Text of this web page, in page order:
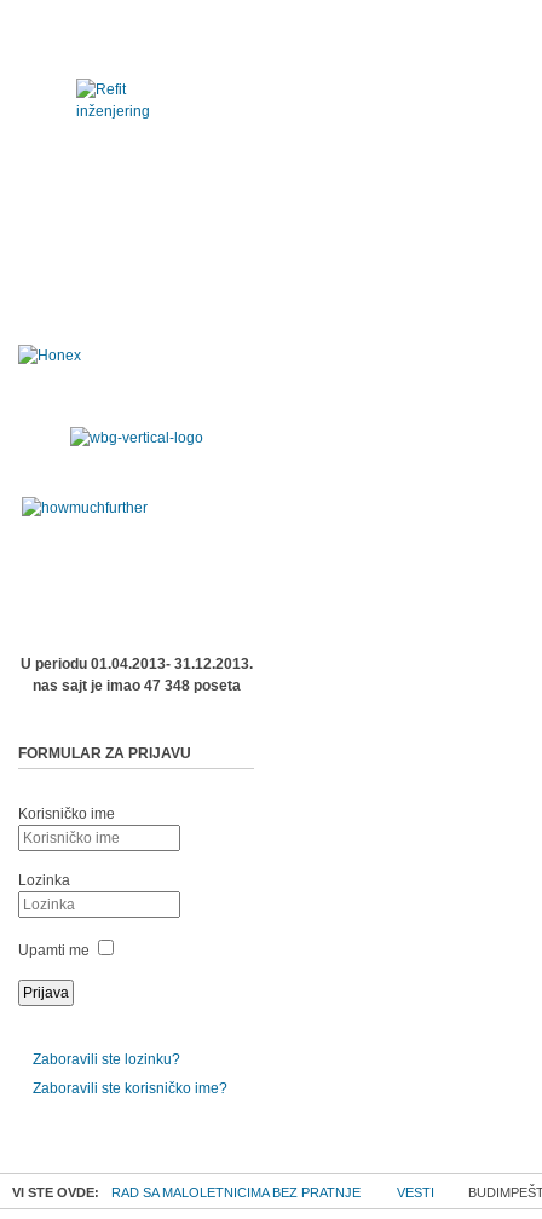
U periodu 01.04.2013- 31.12.2013.
nas sajt je imao 47 348 poseta
FORMULAR ZA PRIJAVU
Korisničko ime
Lozinka
Upamti me
Zaboravili ste lozinku?
Zaboravili ste korisničko ime?
VI STE OVDE: RAD SA MALOLETNICIMA BEZ PRATNJE VESTI